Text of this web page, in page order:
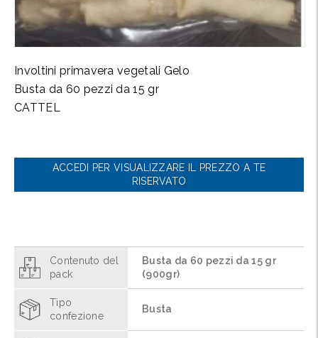
Involtini primavera vegetali Gelo
Busta da 60 pezzi da 15 gr
CATTEL
ACCEDI PER VISUALIZZARE IL PREZZO A TE
RISERVATO
Contenuto del
pack
Busta da 60 pezzi da 15 gr
(900gr)
Tipo
confezione
Busta